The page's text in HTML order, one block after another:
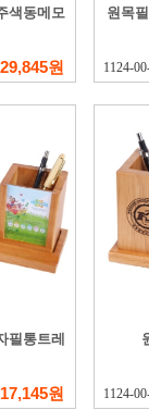
색동메모
29,845원
원목
1124-
필통트레
17,145원 1124-